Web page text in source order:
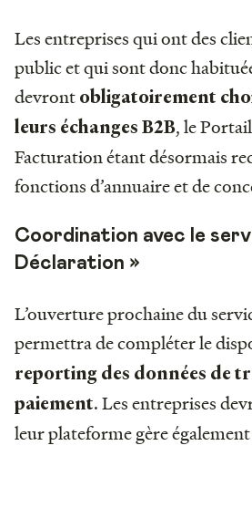
Les entreprises qui ont des
public et qui sont donc
devront obligatoirement
leurs échanges B2B, le
Facturation étant désormais
fonctions d’annuaire et de
Coordination avec le
Déclaration »
L’ouverture prochaine du
permettra de compléter le
reporting des données de
paiement. Les entreprises
leur plateforme gère